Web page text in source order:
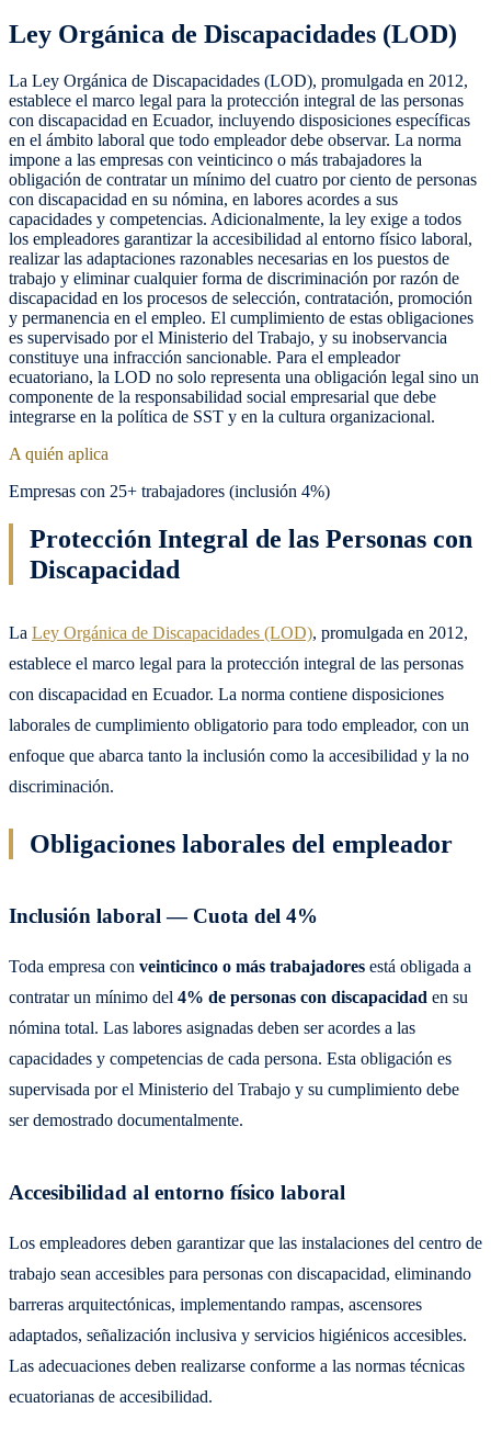
Ley Orgánica de Discapacidades (LOD)
La Ley Orgánica de Discapacidades (LOD), promulgada en 2012,
establece el marco legal para la protección integral de las personas
con discapacidad en Ecuador, incluyendo disposiciones específicas
en el ámbito laboral que todo empleador debe observar. La norma
impone a las empresas con veinticinco o más trabajadores la
obligación de contratar un mínimo del cuatro por ciento de personas
con discapacidad en su nómina, en labores acordes a sus
capacidades y competencias. Adicionalmente, la ley exige a todos
los empleadores garantizar la accesibilidad al entorno físico laboral,
realizar las adaptaciones razonables necesarias en los puestos de
trabajo y eliminar cualquier forma de discriminación por razón de
discapacidad en los procesos de selección, contratación, promoción
y permanencia en el empleo. El cumplimiento de estas obligaciones
es supervisado por el Ministerio del Trabajo, y su inobservancia
constituye una infracción sancionable. Para el empleador
ecuatoriano, la LOD no solo representa una obligación legal sino un
componente de la responsabilidad social empresarial que debe
integrarse en la política de SST y en la cultura organizacional.
A quién aplica
Empresas con 25+ trabajadores (inclusión 4%)
Protección Integral de las Personas con
Discapacidad
La Ley Orgánica de Discapacidades (LOD), promulgada en 2012,
establece el marco legal para la protección integral de las personas
con discapacidad en Ecuador. La norma contiene disposiciones
laborales de cumplimiento obligatorio para todo empleador, con un
enfoque que abarca tanto la inclusión como la accesibilidad y la no
discriminación.
Obligaciones laborales del empleador
Inclusión laboral — Cuota del 4%
Toda empresa con veinticinco o más trabajadores está obligada a
contratar un mínimo del 4% de personas con discapacidad en su
nómina total. Las labores asignadas deben ser acordes a las
capacidades y competencias de cada persona. Esta obligación es
supervisada por el Ministerio del Trabajo y su cumplimiento debe
ser demostrado documentalmente.
Accesibilidad al entorno físico laboral
Los empleadores deben garantizar que las instalaciones del centro de
trabajo sean accesibles para personas con discapacidad, eliminando
barreras arquitectónicas, implementando rampas, ascensores
adaptados, señalización inclusiva y servicios higiénicos accesibles.
Las adecuaciones deben realizarse conforme a las normas técnicas
ecuatorianas de accesibilidad.